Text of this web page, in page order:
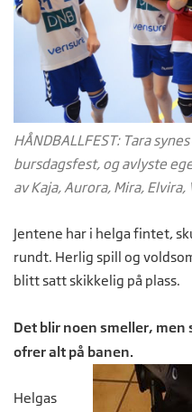
HÅNDBALLFEST: Tara
bursdagsfest, og avlyste
av Kaja, Aurora, Mira,
Jentene har i helga fintet,
rundt. Herlig spill og
blitt satt skikkelig på plass.
Det blir noen smeller,
ofrer alt på banen.
Helgas